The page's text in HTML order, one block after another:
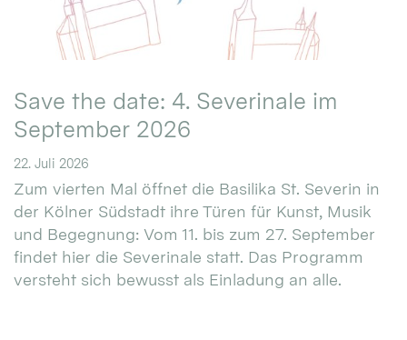
Save the date: 4. Severinale im
September 2026
22. Juli 2026
Zum vierten Mal öffnet die Basilika St. Severin in
der Kölner Südstadt ihre Türen für Kunst, Musik
und Begegnung: Vom 11. bis zum 27. September
findet hier die Severinale statt. Das Programm
versteht sich bewusst als Einladung an alle.